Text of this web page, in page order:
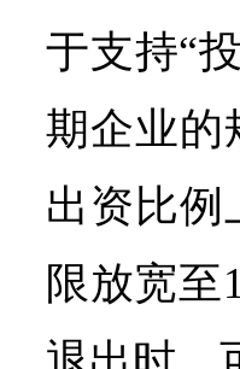
于支持“
期企业的
出资比例
限放宽